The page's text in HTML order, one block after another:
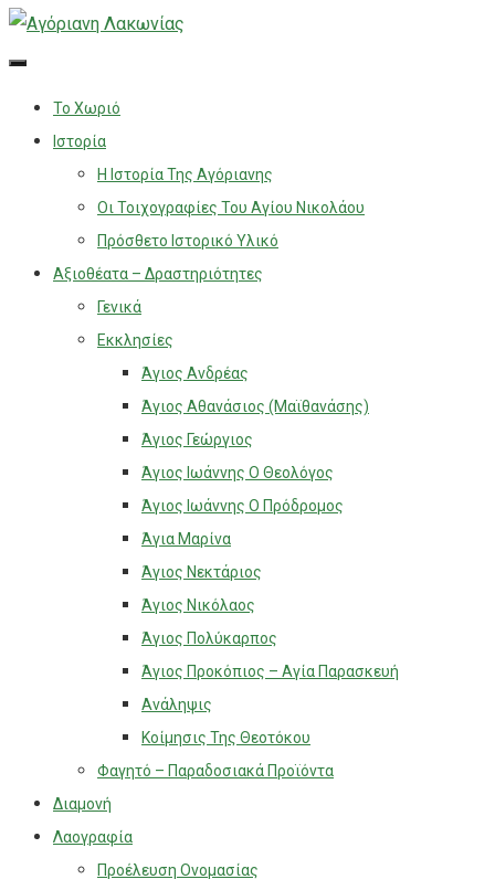
Το Χωριό
Ιστορία
Η Ιστορία Της Αγόριανης
Οι Τοιχογραφίες Του Αγίου Νικολάου
Πρόσθετο Ιστορικό Υλικό
Αξιοθέατα – Δραστηριότητες
Γενικά
Εκκλησίες
Άγιος Ανδρέας
Άγιος Αθανάσιος (Μαϊθανάσης)
Άγιος Γεώργιος
Άγιος Ιωάννης Ο Θεολόγος
Άγιος Ιωάννης Ο Πρόδρομος
Άγια Μαρίνα
Άγιος Νεκτάριος
Άγιος Νικόλαος
Άγιος Πολύκαρπος
Άγιος Προκόπιος – Αγία Παρασκευή
Ανάληψις
Κοίμησις Της Θεοτόκου
Φαγητό – Παραδοσιακά Προϊόντα
Διαμονή
Λαογραφία
Προέλευση Ονομασίας